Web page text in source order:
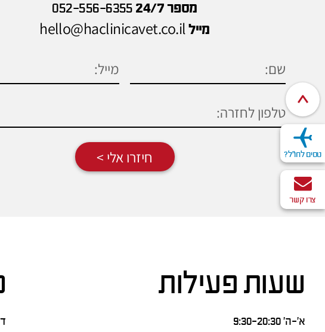
מספר 24/7
052-556-6355
מייל hello@haclinicavet.co.il
חיזרו אלי > טסים לחו"ל?
צרו קשר
שעות פעילות
א’-ה’ 9:30-20:30